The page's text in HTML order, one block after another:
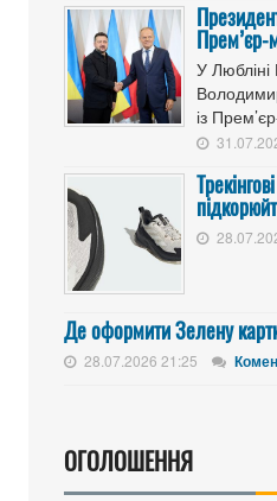
Прем’єр-
У Любліні
із
Де оформити Зелену
28.07.2026 21:25
ОГОЛОШЕННЯ